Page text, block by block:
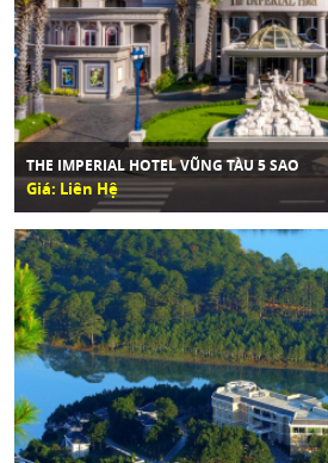
THE IMPERIAL HOTEL VŨNG TÀU 5 SAO
Giá: Liên Hệ